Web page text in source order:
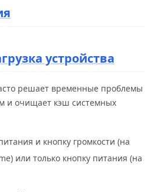
устройства
решает временные проблемы
и очищает кэш системных
и кнопку громкости (на
или только кнопку питания (на